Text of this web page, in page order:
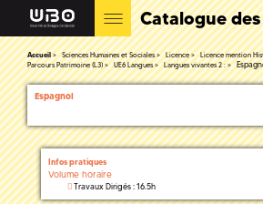
Catalogue
Accueil Sciences Humaines et Sociales Licence
Licence mention
Parcours Patrimoine (L3)
UE6 Langues Langues vivantes 2 :
Espagnol
Infos pratiques
Volume horaire
Travaux Dirigés : 16.5h